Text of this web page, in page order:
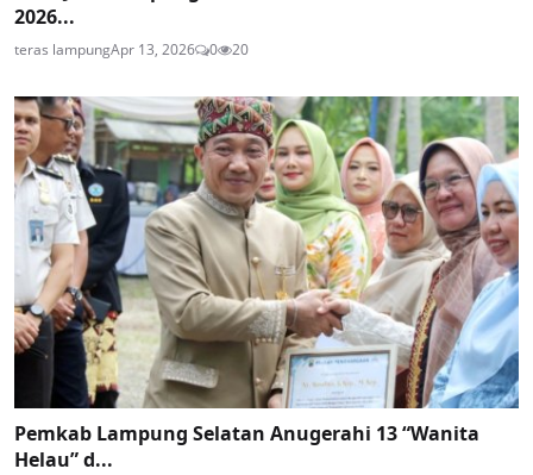
2026...
teras lampungApr 13, 2026 0 20
Pemkab Lampung Selatan Anugerahi 13 “Wanita
Helau” d...